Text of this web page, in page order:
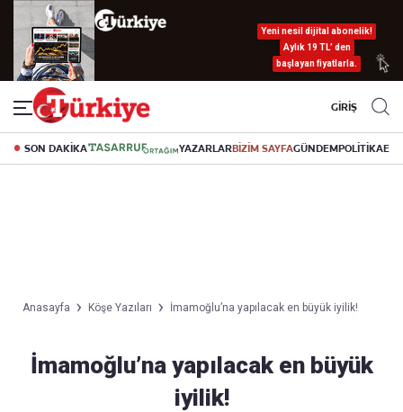
Yeni nesil dijital abonelik!
Aylık 19 TL’ den
başlayan fiyatlarla.
GİRİŞ
SON DAKİKA YAZARLARBİZİM SAYFAGÜNDEMPOLİTİKA
Anasayfa Köşe Yazıları İmamoğlu’na yapılacak en büyük iyilik!
İmamoğlu’na yapılacak en büyük
iyilik!